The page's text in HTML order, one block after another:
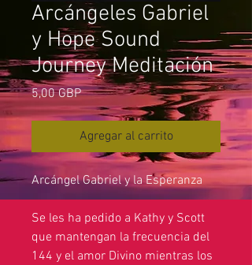
Arcángeles Gabriel
y Hope Sound
Journey Meditación
5,00 GBPPrecio
Agregar al carrito
Arcángel Gabriel y la Esperanza
Se les ha pedido a Kathy y Scott
que mantengan la frecuencia del
144 y el amor Divino mientras los